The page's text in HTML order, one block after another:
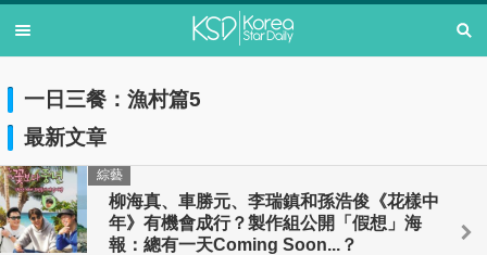
一日三餐：漁村篇5
最新文章
柳海真、車勝元、李瑞鎮和孫浩俊《花樣中
年》有機會成行？製作組公開「假想」海
報：總有一天Coming Soon...？
綜藝